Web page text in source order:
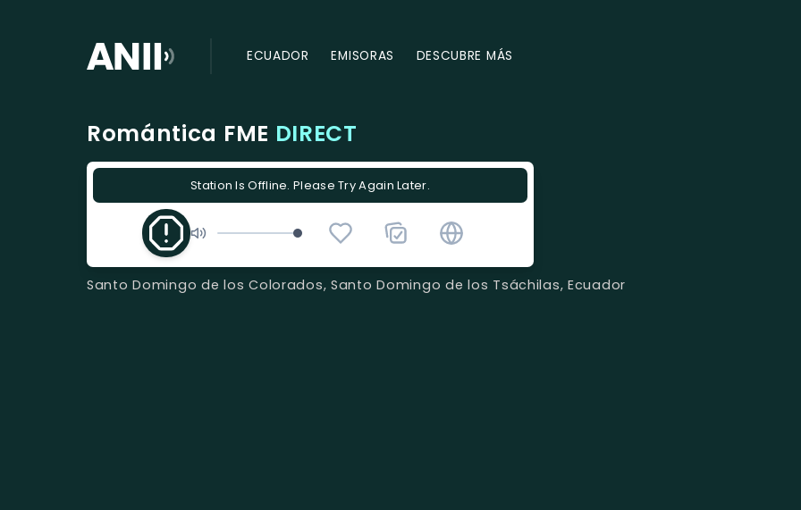
ECUADOR EMISORAS DESCUBRE MÁS
Romántica FME DIRECT
Station Is Offline. Please Try Again Later.
Santo Domingo de los Colorados, Santo Domingo de los Tsáchilas, Ecuador